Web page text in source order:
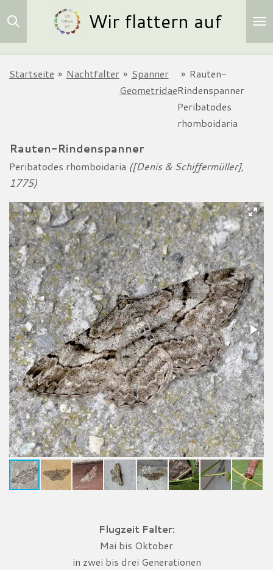
Zum
Hauptinhalt
Wir flattern auf
Startseite » Nachtfalter » Spanner
Geometridae
» Rauten-
Rindenspanner
Peribatodes
rhomboidaria
Rauten-Rindenspanner
Peribatodes rhomboidaria ([Denis & Schiffermüller],
1775)
Flugzeit Falter:
Mai bis Oktober
in zwei bis drei Generationen